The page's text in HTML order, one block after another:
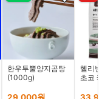
한우투뿔양지곰탕
(1000g)
헬리빈
초코 케
급원두,